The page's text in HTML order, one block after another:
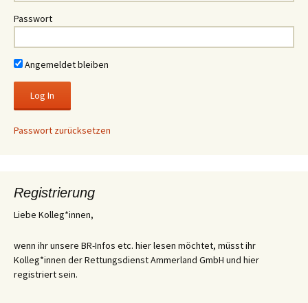
Passwort
Angemeldet bleiben
Passwort zurücksetzen
Registrierung
Liebe Kolleg*innen,
wenn ihr unsere BR-Infos etc. hier lesen möchtet, müsst ihr
Kolleg*innen der Rettungsdienst Ammerland GmbH und hier
registriert sein.